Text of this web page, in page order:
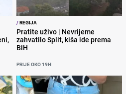
/REGIJA
Pratite uživo | Nevrijeme
zahvatilo Split, kiša ide prema
BiH
PRIJE OKO 19H